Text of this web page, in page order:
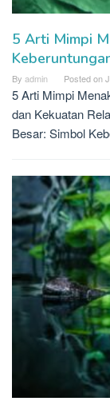
5 Arti Mimpi
By admin Posted on
5 Arti Mimpi
dan Kekuatan
Besar: Simbol